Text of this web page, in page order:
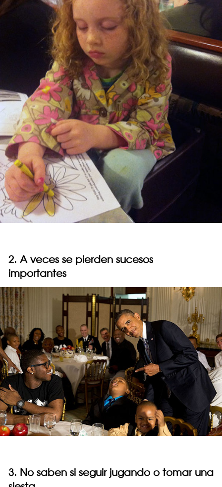
2. A veces se pierden sucesos
importantes
3. No saben si seguir jugando o tomar una